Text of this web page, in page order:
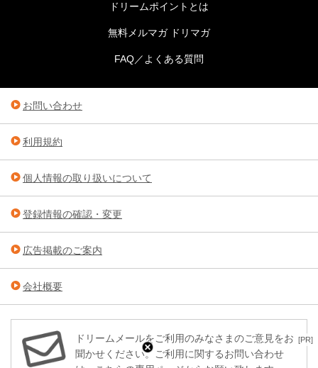
[PR]
ドリームポイントとは
無料メルマガ ドリマガ
FAQ／よくある質問
お問い合わせ
利用規約
個人情報の取り扱いについて
登録情報の確認・変更
広告掲載のご案内
会社概要
ドリームメールをご利用のみなさまのご意見をお
聞かせください。ご利用に関するお問い合わせ